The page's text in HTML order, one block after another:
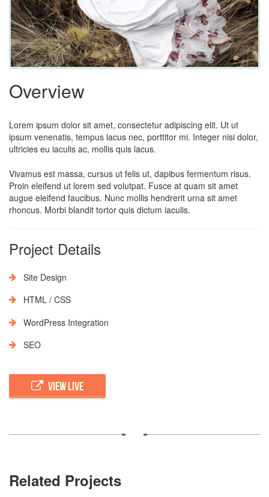
Overview
Lorem ipsum dolor sit amet, consectetur adipiscing elit. Ut ut
ipsum venenatis, tempus lacus nec, porttitor mi. Integer nisi dolor,
ultricies eu iaculis ac, mollis quis lacus.
Vivamus est massa, cursus ut felis ut, dapibus fermentum risus.
Proin eleifend ut lorem sed volutpat. Fusce at quam sit amet
augue eleifend faucibus. Nunc mollis hendrerit urna sit amet
rhoncus. Morbi blandit tortor quis dictum iaculis.
Project Details
Site Design
HTML / CSS
WordPress Integration
SEO
VIEW LIVE
Related Projects